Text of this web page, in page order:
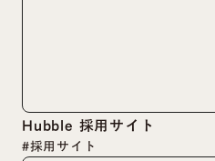
Hubble 採用サイト
#採用サイト